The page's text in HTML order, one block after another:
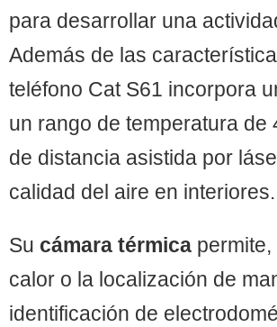
para desarrollar una
Además de las
teléfono Cat S61 incorpora
un rango de temperatura
de distancia asistida por
calidad del aire en interiores.
Su cámara térmica
calor o la localización de
identificación de